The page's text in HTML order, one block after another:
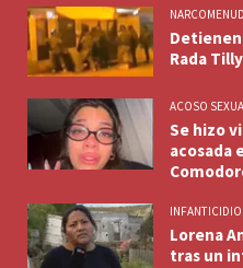
Rada
ACOSO
Se hizo
acosada
INFANTICIDIO
Lorena
tras un